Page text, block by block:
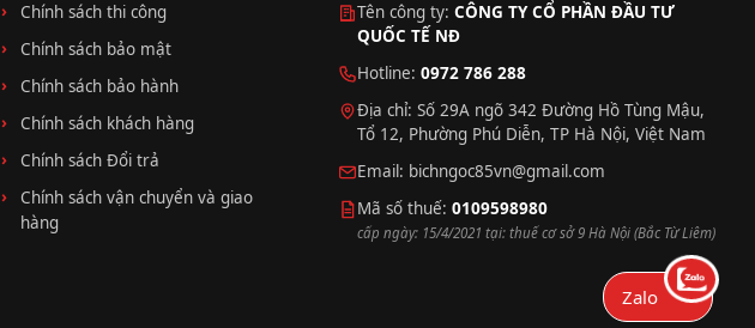
Chính sách thi công
Chính sách bảo mật
Chính sách bảo hành
Chính sách khách hàng
Chính sách Đổi trả
Chính sách vận chuyển và giao
hàng
Tên công ty:CÔNG TY CỔ PHẦN ĐẦU TƯ
QUỐC TẾ NĐ
Hotline:0972 786 288
Địa chỉ: Số 29A ngõ 342 Đường Hồ Tùng Mậu,
Tổ 12, Phường Phú Diễn, TP Hà Nội, Việt Nam
Email: bichngoc85vn@gmail.com
Mã số thuế:0109598980
cấp ngày: 15/4/2021 tại: thuế cơ sở 9 Hà Nội (Bắc Từ Liêm)
Zalo